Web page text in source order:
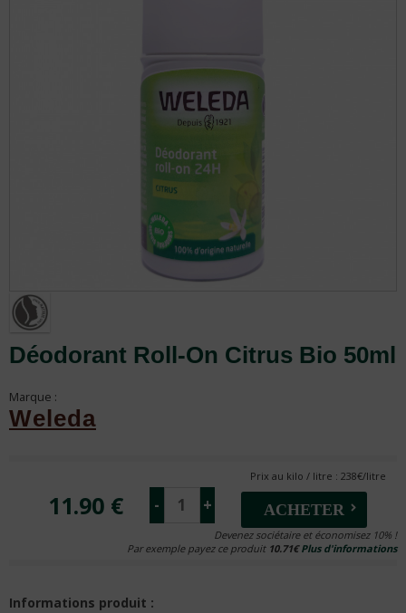
Déodorant Roll-On Citrus Bio 50ml
Marque :
Weleda
Prix au kilo / litre : 238€/litre
11.90 € - + ACHETER
Devenez sociétaire et économisez 10% !
Par exemple payez ce produit 10.71€Plus d'informations
Informations produit :